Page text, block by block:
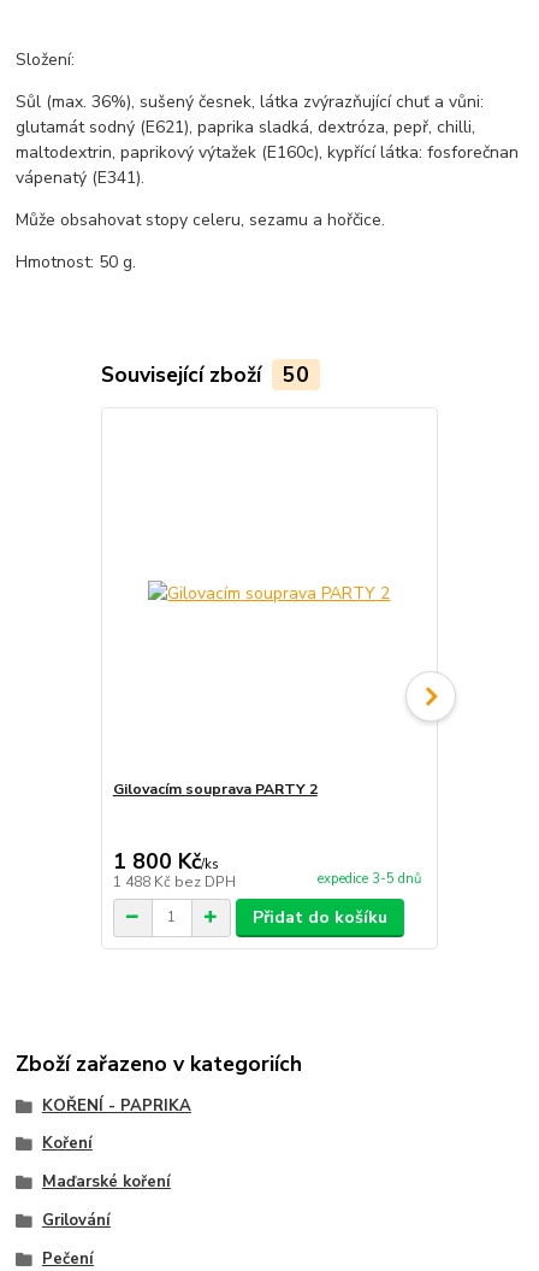
Složení:
Sůl (max. 36%), sušený česnek, látka zvýrazňující chuť a vůni:
glutamát sodný (E621), paprika sladká, dextróza, pepř, chilli,
maltodextrin, paprikový výtažek (E160c), kypřící látka: fosforečnan
vápenatý (E341).
Může obsahovat stopy celeru, sezamu a hořčice.
Hmotnost: 50 g.
Související zboží 50
Gilovacím souprava PARTY 2
1 800 Kč/ks
1 488 Kč bez DPH expedice 3-5 dnů
Přidat do košíku
Zboží zařazeno v kategoriích
KOŘENÍ - PAPRIKA
Koření
Maďarské koření
Grilování
Pečení